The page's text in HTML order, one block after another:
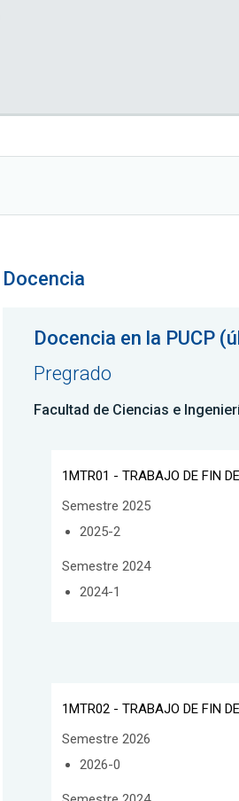
Docencia
Docencia en la PUCP
Pregrado
Facultad de Ciencias e
1MTR01 - TRABAJO DE FIN
Semestre 2025
2025-2
Semestre 2024
2024-1
1MTR02 - TRABAJO DE FIN
Semestre 2026
2026-0